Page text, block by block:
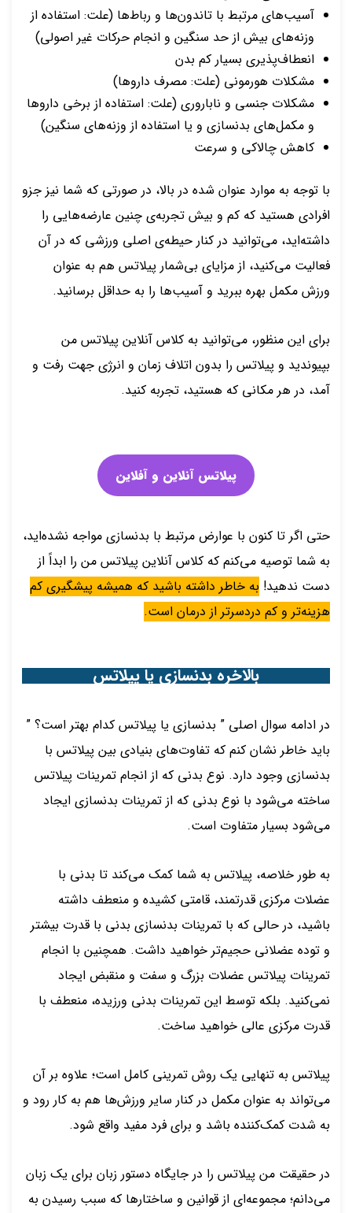
آسیب‌های مرتبط با تاندون‌ها و رباط‌ها (علت: استفاده از
وزنه‌های بیش از حد سنگین و انجام حرکات غیر اصولی)
انعطاف‌پذیری بسیار کم بدن
مشکلات هورمونی (علت: مصرف داروها)
مشکلات جنسی و ناباروری (علت: استفاده از برخی داروها
و مکمل‌های بدنسازی و یا استفاده از وزنه‌های سنگین)
کاهش چالاکی و سرعت
با توجه به موارد عنوان شده در بالا، در صورتی که شما نیز جزو
افرادی هستید که کم و بیش تجربه‌ی چنین عارضه‌هایی را
داشته‌اید، می‌توانید در کنار حیطه‌ی اصلی ورزشی که در آن
فعالیت می‌کنید، از مزایای بی‌شمار پیلاتس هم به عنوان
ورزش مکمل بهره ببرید و آسیب‌ها را به حداقل برسانید.
برای این منظور، می‌توانید به کلاس آنلاین پیلاتس من
بپیوندید و پیلاتس را بدون اتلاف زمان و انرژی جهت رفت و
آمد، در هر مکانی که هستید، تجربه کنید.
پیلاتس آنلاین و آفلاین
حتی اگر تا کنون با عوارض مرتبط با بدنسازی مواجه نشده‌اید،
به شما توصیه می‌کنم که کلاس آنلاین پیلاتس من را ابداً از
دست ندهید! به خاطر داشته باشید که همیشه پیشگیری کم
هزینه‌تر و کم دردسرتر از درمان است.
بالاخره بدنسازی یا پیلاتس
در ادامه سوال اصلی ” بدنسازی یا پیلاتس کدام بهتر است؟ ”
باید خاطر نشان کنم که تفاوت‌های بنیادی بین پیلاتس با
بدنسازی وجود دارد. نوع بدنی که از انجام تمرینات پیلاتس
ساخته می‌شود با نوع بدنی که از تمرینات بدنسازی ایجاد
می‌شود بسیار متفاوت است.
به طور خلاصه، پیلاتس به شما کمک می‌کند تا بدنی با
عضلات مرکزی قدرتمند، قامتی کشیده و منعطف داشته
باشید، در حالی که با تمرینات بدنسازی بدنی با قدرت بیشتر
و توده عضلانی حجیم‌تر خواهید داشت. همچنین با انجام
تمرینات پیلاتس عضلات بزرگ و سفت و منقبض ایجاد
نمی‌کنید. بلکه توسط این تمرینات بدنی ورزیده، منعطف با
قدرت مرکزی عالی خواهید ساخت.
پیلاتس به تنهایی یک روش تمرینی کامل است؛ علاوه بر آن
می‌تواند به عنوان مکمل در کنار سایر ورزش‌ها هم به کار رود و
به شدت کمک‌کننده باشد و برای فرد مفید واقع شود.
در حقیقت من پیلاتس را در جایگاه دستور زبان برای یک زبان
می‌دانم؛ مجموعه‌ای از قوانین و ساختارها که سبب رسیدن به